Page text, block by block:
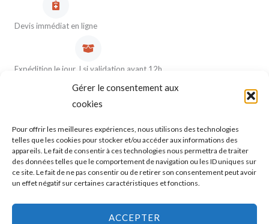
Gérer le consentement aux
cookies
Pour offrir les meilleures expériences, nous utilisons des technologies
telles que les cookies pour stocker et/ou accéder aux informations des
appareils. Le fait de consentir à ces technologies nous permettra de traiter
des données telles que le comportement de navigation ou les ID uniques sur
ce site. Le fait de ne pas consentir ou de retirer son consentement peut avoir
un effet négatif sur certaines caractéristiques et fonctions.
ACCEPTER
Devis immédiat en ligne
Expédition le jour J si validation avant 12h
Transport en 48H ouvrés
Garantie satisfaction cliente totale